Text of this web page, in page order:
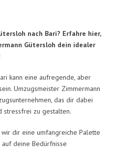
nach Bari? Erfahre hier,
Gütersloh dein idealer
kann eine aufregende, aber
Umzugsmeister Zimmermann
das dir dabei
stressfrei zu gestalten.
dir eine umfangreiche Palette
deine Bedürfnisse